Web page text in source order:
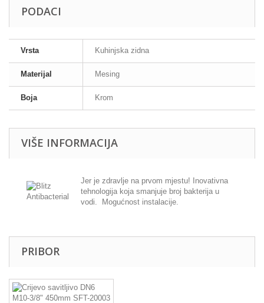
PODACI
Vrsta Kuhinjska zidna
Materijal Mesing
Boja Krom
VIŠE INFORMACIJA
Jer je zdravlje na prvom mjestu! Inovativna
tehnologija koja smanjuje broj bakterija u
vodi. Mogućnost instalacije.
PRIBOR